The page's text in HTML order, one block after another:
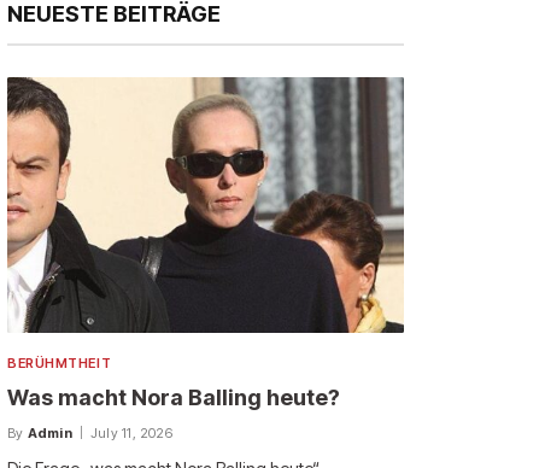
NEUESTE BEITRÄGE
BERÜHMTHEIT
Was macht Nora Balling heute?
By Admin July 11, 2026